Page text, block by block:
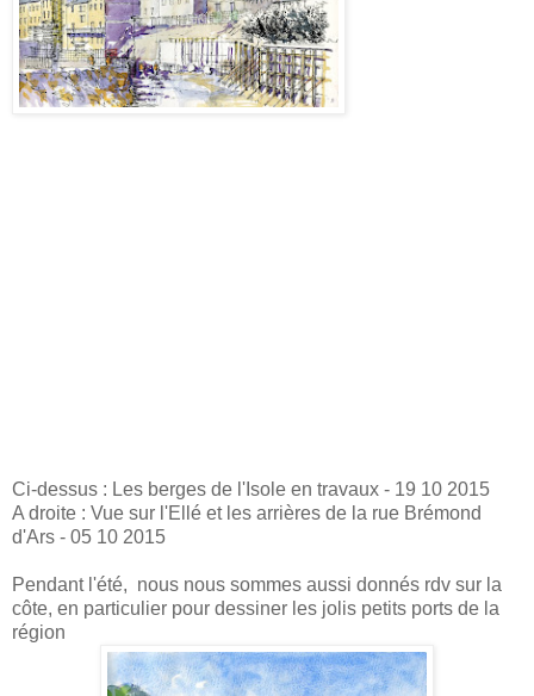
Ci-dessus : Les berges de l'Isole en travaux - 19 10 2015
A droite : Vue sur l'Ellé et les arrières de la rue Brémond
d'Ars - 05 10 2015
Pendant l'été, nous nous sommes aussi donnés rdv sur la
côte, en particulier pour dessiner les jolis petits ports de la
région